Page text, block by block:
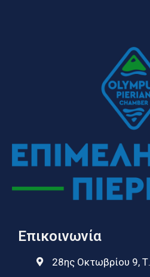
Επικοινωνία
28ης Οκτωβρίου 9,